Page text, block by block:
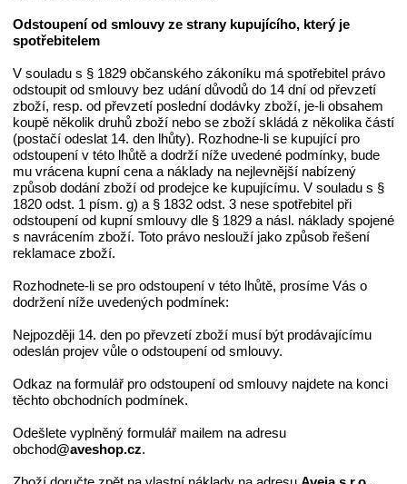
Odstoupení od smlouvy ze strany kupujícího, který je
spotřebitelem
V souladu s § 1829 občanského zákoníku má spotřebitel právo
odstoupit od smlouvy bez udání důvodů do 14 dní od převzetí
zboží, resp. od převzetí poslední dodávky zboží, je-li obsahem
koupě několik druhů zboží nebo se zboží skládá z několika částí
(postačí odeslat 14. den lhůty). Rozhodne-li se kupující pro
odstoupení v této lhůtě a dodrží níže uvedené podmínky, bude
mu vrácena kupní cena a náklady na nejlevnější nabízený
způsob dodání zboží od prodejce ke kupujícímu. V souladu s §
1820 odst. 1 písm. g) a § 1832 odst. 3 nese spotřebitel při
odstoupení od kupní smlouvy dle § 1829 a násl. náklady spojené
s navrácením zboží. Toto právo neslouží jako způsob řešení
reklamace zboží.
Rozhodnete-li se pro odstoupení v této lhůtě, prosíme Vás o
dodržení níže uvedených podmínek:
Nejpozději 14. den po převzetí zboží musí být prodávajícímu
odeslán projev vůle o odstoupení od smlouvy.
Odkaz na formulář pro odstoupení od smlouvy najdete na konci
těchto obchodních podmínek.
Odešlete vyplněný formulář mailem na adresu
obchod@aveshop.cz.